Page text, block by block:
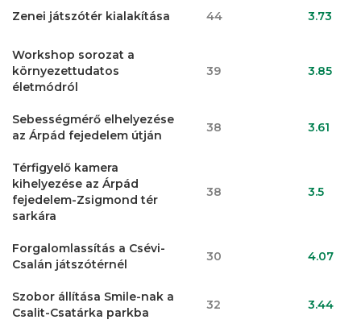
Zenei játszótér kialakítása 44 3.73
Workshop sorozat a
környezettudatos
életmódról
39 3.85
Sebességmérő elhelyezése
az Árpád fejedelem útján
38 3.61
Térfigyelő kamera
kihelyezése az Árpád
fejedelem-Zsigmond tér
sarkára
38 3.5
Forgalomlassítás a Csévi-
Csalán játszótérnél
30 4.07
Szobor állítása Smile-nak a
Csalit-Csatárka parkba
32 3.44